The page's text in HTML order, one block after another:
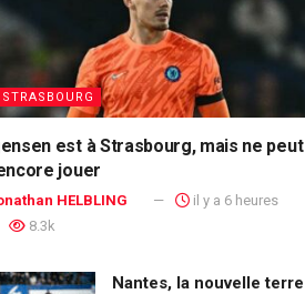
STRASBOURG
est à Strasbourg, mais ne peut
jouer
HELBLING il y a 6 heures
8.3k
Nantes, la nouvelle terre